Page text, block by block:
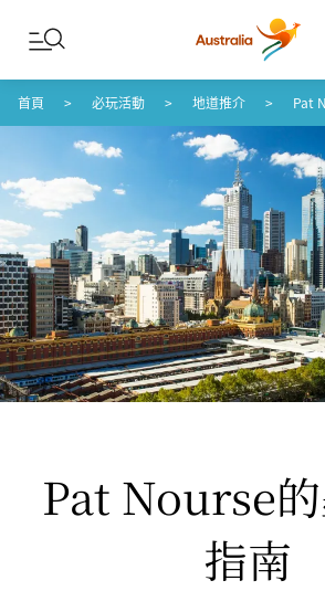
跳至內容
跳至頁尾導覽
首頁 必玩活動 地道推介 Pat
Pat Nourse
指南